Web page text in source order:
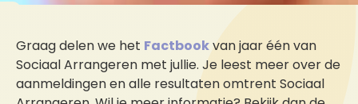
Graag delen we het Factbookvan jaar één van
Sociaal Arrangeren met jullie. Je leest meer over de
aanmeldingen en alle resultaten omtrent Sociaal